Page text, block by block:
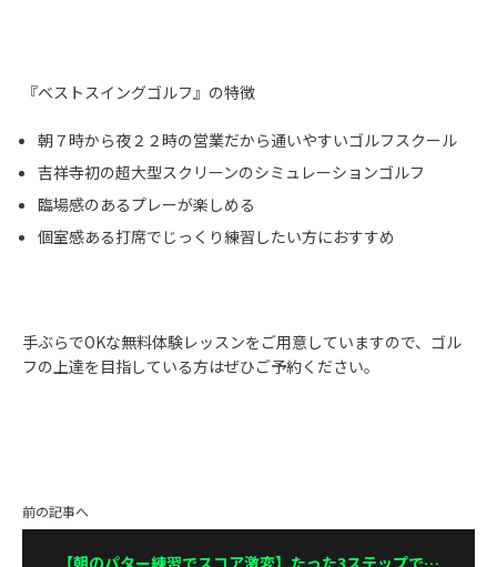
『ベストスイングゴルフ』の特徴
朝７時から夜２２時の営業だから通いやすいゴルフスクール
吉祥寺初の超大型スクリーンのシミュレーションゴルフ
臨場感のあるプレーが楽しめる
個室感ある打席でじっくり練習したい方におすすめ
手ぶらでOKな無料体験レッスンをご用意していますので、ゴル
フの上達を目指している方はぜひご予約ください。
前の記事へ